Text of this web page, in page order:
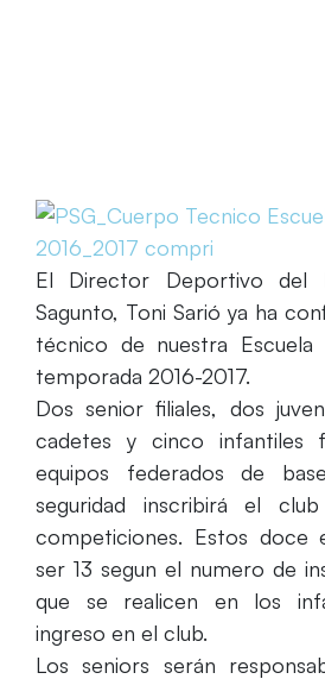
El Director Deportivo del
Sagunto, Toni Sarió ya ha
técnico de nuestra Escuela
temporada 2016-2017.
Dos senior filiales, dos
cadetes y cinco infantiles
equipos federados de
seguridad inscribirá el
competiciones. Estos doce
ser 13 segun el numero de
que se realicen en los
ingreso en el club.
Los seniors serán